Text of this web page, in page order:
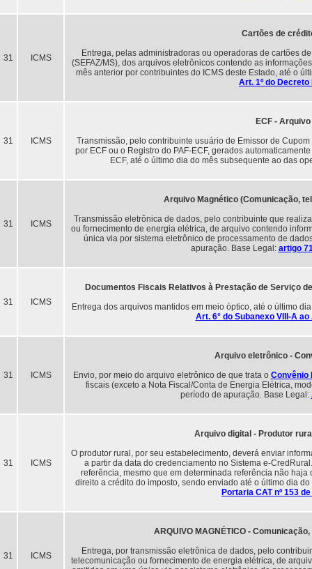
31 ICMS
Cartões de
Entrega, pelas administradoras ou operadoras de cartões
(SEFAZ/MS), dos arquivos eletrônicos contendo as
mês anterior por contribuintes do ICMS deste Estado, até o
Art. 1º do Decreto
31 ICMS
ECF -
Transmissão, pelo contribuinte usuário de Emissor de
por ECF ou o Registro do PAF-ECF, gerados
ECF, até o último dia do mês subsequente ao das
31 ICMS
Arquivo Magnético (Comunicação,
Transmissão eletrônica de dados, pelo contribuinte que
ou fornecimento de energia elétrica, de arquivo contendo
única via por sistema eletrônico de processamento de
apuração. Base Legal: artigo
31 ICMS
Documentos Fiscais Relativos à Prestação de Serviço
Entrega dos arquivos mantidos em meio óptico, até o último
Art. 6° do Subanexo VIII-A
31 ICMS
Arquivo eletrônico -
Envio, por meio do arquivo eletrônico de que trata o Convênio
fiscais (exceto a Nota Fiscal/Conta de Energia Elétrica,
período de apuração. Base Legal:
31 ICMS
Arquivo digital - Produtor
O produtor rural, por seu estabelecimento, deverá enviar
a partir da data do credenciamento no Sistema e-
referência, mesmo que em determinada referência não
direito a crédito do imposto, sendo enviado até o último dia
Portaria CAT nº 153
31 ICMS
ARQUIVO MAGNÉTICO -
Entrega, por transmissão eletrônica de dados, pelo
telecomunicação ou fornecimento de energia elétrica, de